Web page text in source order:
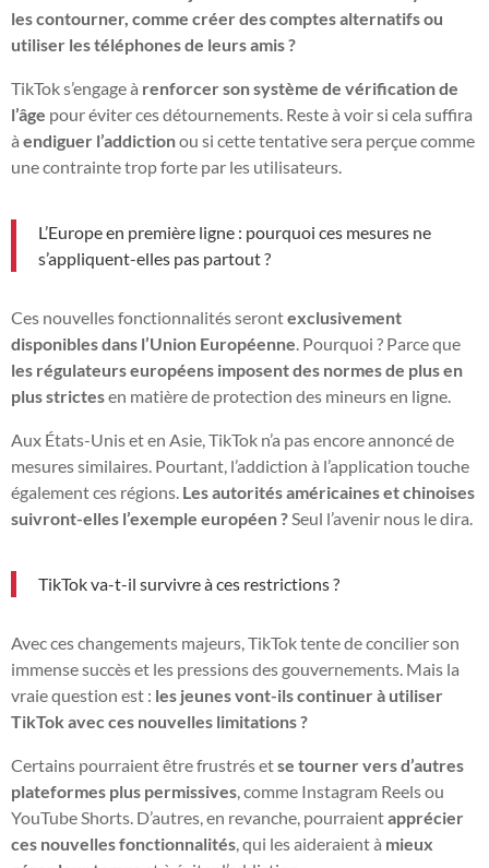
les contourner, comme créer des comptes alternatifs ou
utiliser les téléphones de leurs amis ?
TikTok s’engage à renforcer son système de vérification de
l’âge pour éviter ces détournements. Reste à voir si cela suffira
à endiguer l’addictionou si cette tentative sera perçue comme
une contrainte trop forte par les utilisateurs.
L’Europe en première ligne : pourquoi ces mesures ne
s’appliquent-elles pas partout ?
Ces nouvelles fonctionnalités serontexclusivement
disponibles dans l’Union Européenne . Pourquoi ? Parce que
les régulateurs européens imposent des normes de plus en
plus strictesen matière de protection des mineurs en ligne.
Aux États-Unis et en Asie, TikTok n’a pas encore annoncé de
mesures similaires. Pourtant, l’addiction à l’application touche
également ces régions. Les autorités américaines et chinoises
suivront-elles l’exemple européen ? Seul l’avenir nous le dira.
TikTok va-t-il survivre à ces restrictions ?
Avec ces changements majeurs, TikTok tente de concilier son
immense succès et les pressions des gouvernements. Mais la
vraie question est : les jeunes vont-ils continuer à utiliser
TikTok avec ces nouvelles limitations ?
Certains pourraient être frustrés etse tourner vers d’autres
plateformes plus permissives , comme Instagram Reels ou
YouTube Shorts. D’autres, en revanche, pourraientapprécier
ces nouvelles fonctionnalités , qui les aideraient à mieux